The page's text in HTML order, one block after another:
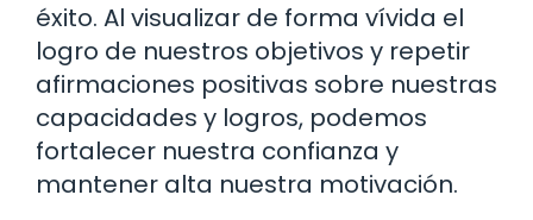
éxito. Al visualizar de forma vívida el
logro de nuestros objetivos y repetir
afirmaciones positivas sobre nuestras
capacidades y logros, podemos
fortalecer nuestra confianza y
mantener alta nuestra motivación.